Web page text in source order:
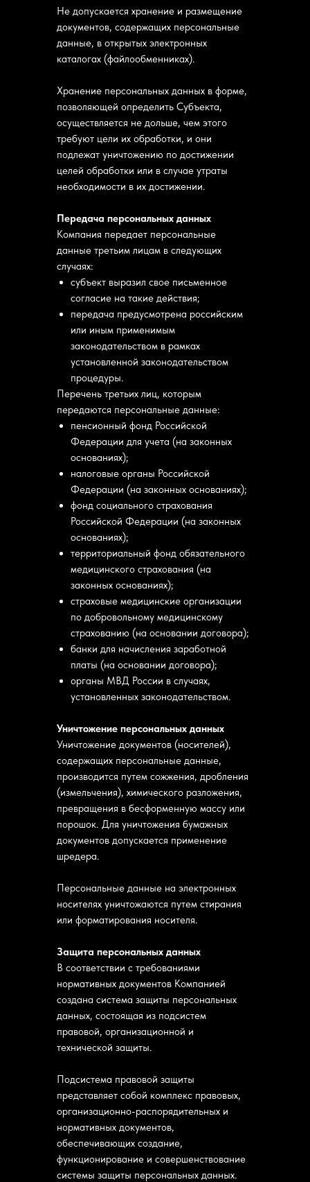
Не допускается хранение и размещение
документов, содержащих персональные
данные, в открытых электронных
каталогах (файлообменниках).
Хранение персональных данных в форме,
позволяющей определить Субъекта,
осуществляется не дольше, чем этого
требуют цели их обработки, и они
подлежат уничтожению по достижении
целей обработки или в случае утраты
необходимости в их достижении.
Передача персональных данных
Компания передает персональные
данные третьим лицам в следующих
случаях:
субъект выразил свое письменное
согласие на такие действия;
передача предусмотрена российским
или иным применимым
законодательством в рамках
установленной законодательством
процедуры.
Перечень третьих лиц, которым
передаются персональные данные:
пенсионный фонд Российской
Федерации для учета (на законных
основаниях);
налоговые органы Российской
Федерации (на законных основаниях);
фонд социального страхования
Российской Федерации (на законных
основаниях);
территориальный фонд обязательного
медицинского страхования (на
законных основаниях);
страховые медицинские организации
по добровольному медицинскому
страхованию (на основании договора);
банки для начисления заработной
платы (на основании договора);
органы МВД России в случаях,
установленных законодательством.
Уничтожение персональных данных
Уничтожение документов (носителей),
содержащих персональные данные,
производится путем сожжения, дробления
(измельчения), химического разложения,
превращения в бесформенную массу или
порошок. Для уничтожения бумажных
документов допускается применение
шредера.
Персональные данные на электронных
носителях уничтожаются путем стирания
или форматирования носителя.
Защита персональных данных
В соответствии с требованиями
нормативных документов Компанией
создана система защиты персональных
данных, состоящая из подсистем
правовой, организационной и
технической защиты.
Подсистема правовой защиты
представляет собой комплекс правовых,
организационно-распорядительных и
нормативных документов,
обеспечивающих создание,
функционирование и совершенствование
системы защиты персональных данных.